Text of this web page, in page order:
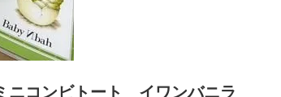
ニコンビトート イワンバニラ